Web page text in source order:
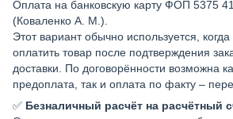
Оплата на банковскую карту ФОП 5375
(Коваленко А. М.).
Этот вариант обычно используется,
оплатить товар после подтверждения
доставки. По договорённости возможна
предоплата, так и оплата по факту –
✅ Безналичный расчёт на расчётный